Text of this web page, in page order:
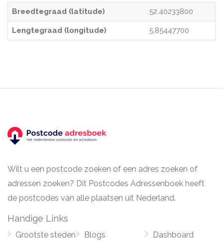
Breedtegraad (latitude) 52.40233800
Lengtegraad (longitude) 5.85447700
Wilt u een postcode zoeken of een adres zoeken of
adressen zoeken? Dit Postcodes Adressenboek heeft
de postcodes van alle plaatsen uit Nederland.
Handige Links
Grootste steden
Blogs Dashboard